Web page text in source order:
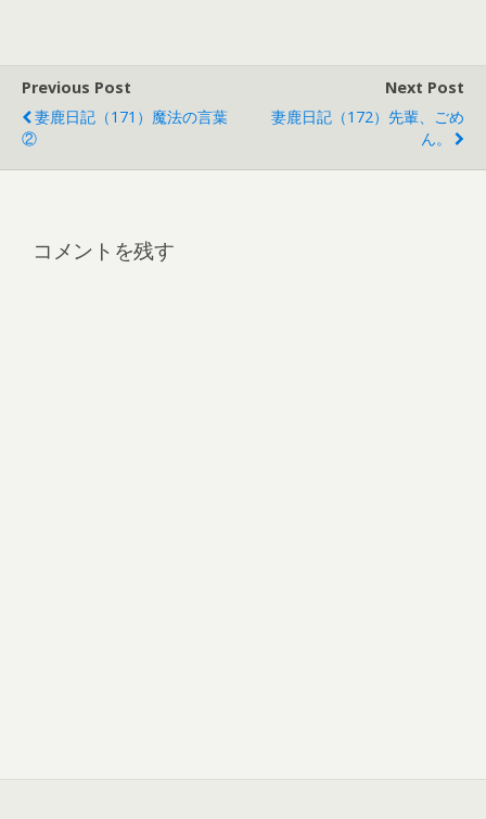
Previous Post
妻鹿日記（171）魔法の言葉
②
Next Post
妻鹿日記（172）先輩、ごめ
ん。
コメントを残す